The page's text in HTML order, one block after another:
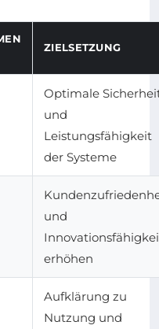
F
ZIELSETZUNG
Optimale
und
Leistungsfähigkeit
der Systeme
und
erhöhen
Aufklärung zu
Nutzung und